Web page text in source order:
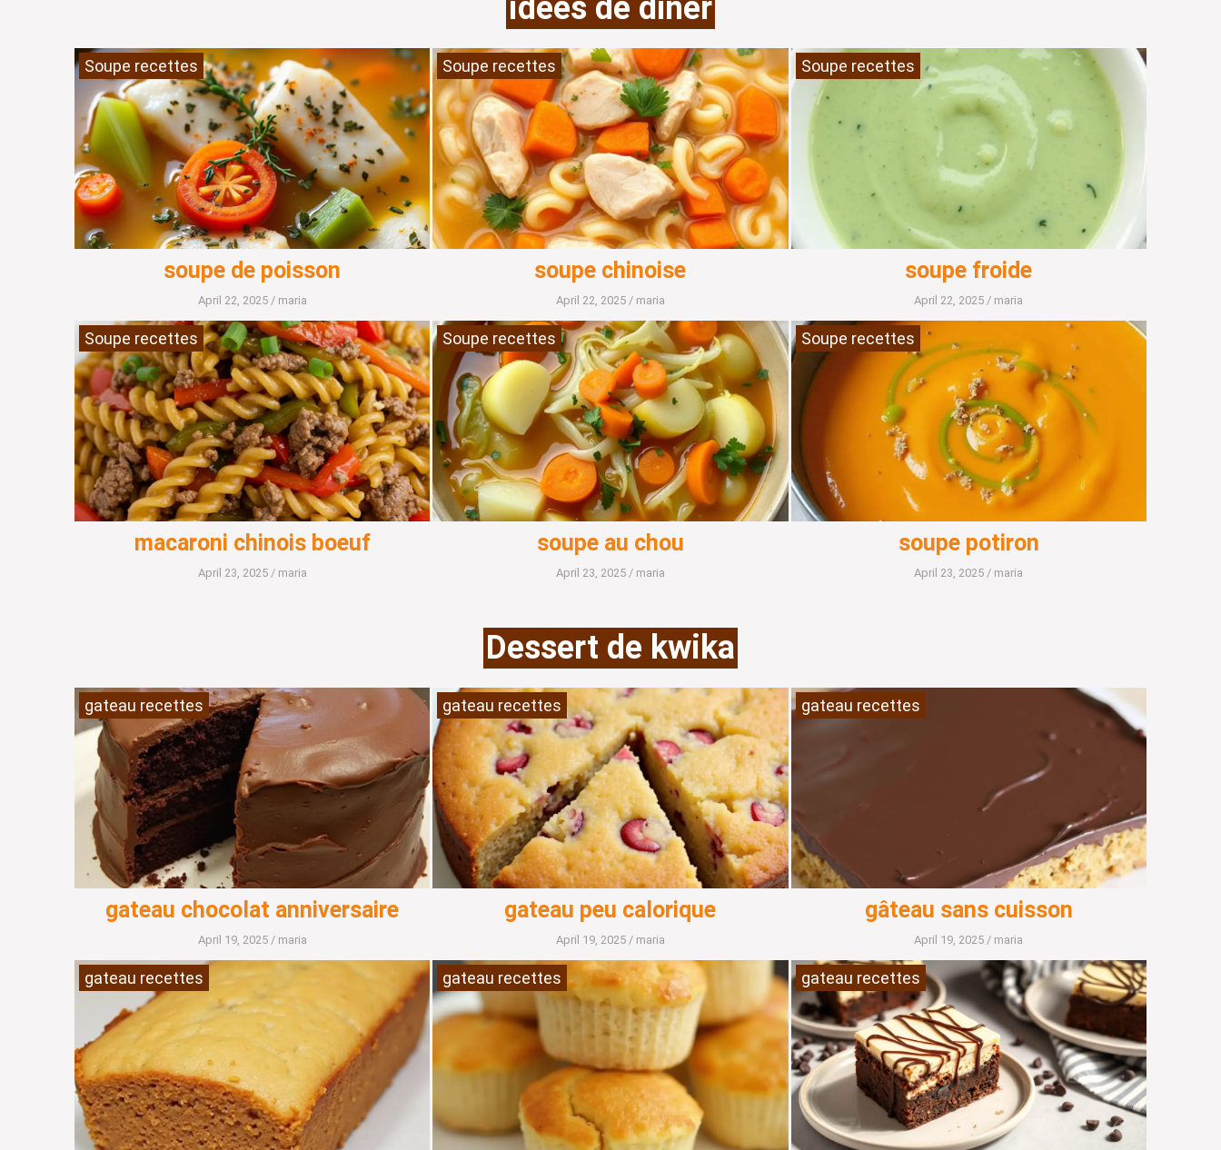
idées de dîner
Soupe recettes
soupe de poisson
April 22, 2025/ maria
Soupe recettes
soupe chinoise
April 22, 2025/ maria
Soupe recettes
soupe froide
April 22, 2025 / maria
Soupe recettes
macaroni chinois boeuf
April 23, 2025/ maria
Soupe recettes
soupe au chou
April 23, 2025/ maria
Soupe recettes
soupe potiron
April 23, 2025 / maria
Dessert de kwika
gateau recettes
gateau chocolat anniversaire
April 19, 2025/ maria
gateau recettes
gateau peu calorique
April 19, 2025/ maria
gateau recettes
gâteau sans cuisson
April 19, 2025 / maria
gateau recettes gateau recettes gateau recettes